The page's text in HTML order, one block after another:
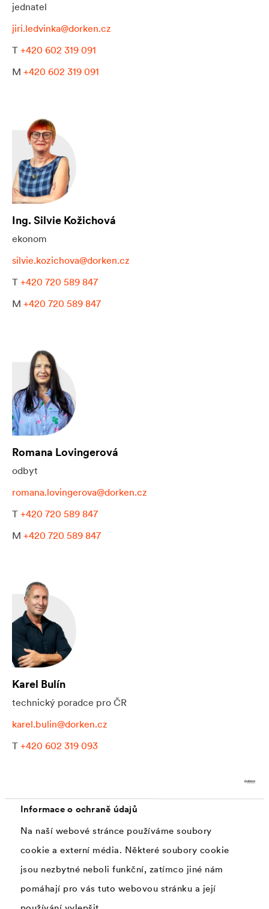
Informace o ochraně údajů
Na naší webové stránce používáme soubory
cookie a externí média. Některé soubory cookie
jsou nezbytné neboli funkční, zatímco jiné nám
pomáhají pro vás tuto webovou stránku a její
jednatel
jiri.ledvinka@dorken.cz
T +420 602 319 091
M +420 602 319 091
Ing. Silvie Kožichová
ekonom
silvie.kozichova@dorken.cz
T +420 720 589 847
M +420 720 589 847
Romana Lovingerová
odbyt
romana.lovingerova@dorken.cz
T +420 720 589 847
M +420 720 589 847
Karel Bulín
technický poradce pro ČR
karel.bulin@dorken.cz
T +420 602 319 093
Obchodně techničtí
poradci a jejich regiony